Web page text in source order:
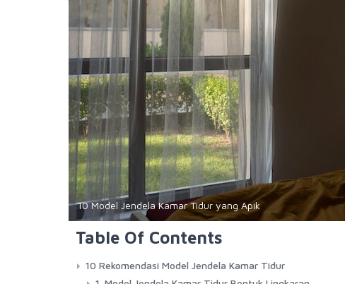
10 Model Jendela Kamar Tidur yang Apik
Table Of Contents
10 Rekomendasi Model Jendela Kamar Tidur